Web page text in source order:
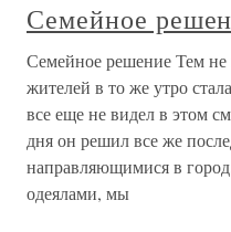
Семейное
Семейное решение Тем не
жителей в то же утро
все еще не видел в этом
дня он решил все же
направляющимися в
одеялами, мы